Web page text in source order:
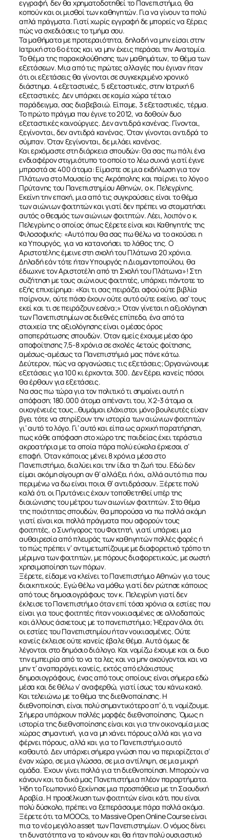
εγγραφή, δεν θα χρηματοδοτηθεί το Πανεπιστήμιο, θα
κοπούν και οι μισθοί των καθηγητών. Για να γίνουν τα πολύ
απλά πράγματα. Γιατί χωρίς εγγραφή δε μπορείς να ξέρεις
πώς να σχεδιάσεις το τμήμα σου.
Τα μαθήματα με προτεραιότητα, δηλαδή να μην είσαι στην
Ιατρική στο 6ο έτος και να μην έχεις περάσει την Ανατομία.
Το θέμα της παρακολούθησης των μαθημάτων, το θέμα των
εξετάσεων. Μια από τις πρώτες αλλαγές που έγιναν ήταν
ότι οι εξετάσεις θα γίνονται σε συγκεκριμένο χρονικό
διάστημα. 4 εξεταστικές, 5 εξεταστικές, στην Ιατρική 6
εξεταστικές. Δεν υπάρχει σε καμία χώρα τέτοιο
παράδειγμα, σας διαβεβαιώ. Είπαμε, 3 εξεταστικές, τέρμα.
Το πρώτο πράγμα που έγινε το 2012, να δοθούν δυο
εξεταστικές καινούργιες. Δεν αντιδρά κανένας. Γίνονται,
ξεγίνονται, δεν αντιδρά κανένας. Όταν γίνονται αντιδρά το
σύμπαν. Όταν ξεγίνονται, δε μιλάει κανένας.
Και ερχόμαστε στη διάρκεια σπουδών: Θα σας πω πάλι ένα
ενδιαφέρον στιγμιότυπο το οποίο το λέω συχνά γιατί έγινε
μπροστά σε 400 άτομα: Είμαστε σε μια εκδήλωση για τον
Πλάτωνα στο Μουσείο της Ακρόπολης και παίρνει το λόγο ο
Πρύτανης του Πανεπιστημίου Αθηνών, ο κ. Πελεγρίνης.
Εκείνη την εποχή, μια από τις συγκρούσεις είναι το θέμα
των αιώνιων φοιτητών και γιατί δεν πρέπει να σταματήσει
αυτός ο θεσμός των αιώνιων φοιτητών. Λέει, λοιπόν ο κ.
Πελεγρίνης ο οποίος όπως ξέρετε είναι και Καθηγητής της
Φιλοσοφικής: «Αυτό που θα σας πω θέλω να το ακούσει η
κα Υπουργός, για να κατανοήσει το λάθος της. Ο
Αριστοτέλης έμεινε στη σχολή του Πλάτωνα 20 χρόνια.
Δηλαδή εάν τότε ήταν Υπουργός η Διαμαντοπούλου, θα
έδιωχνε τον Αριστοτέλη από τη Σχολή του Πλάτωνα»! Στη
συζήτηση με τους αιώνιους φοιτητές, υπάρχει πάντοτε το
εξής επιχείρημα: «Και τι σας πειράζει αφού ούτε βιβλία
παίρνουν, ούτε πάσο έχουν ούτε αυτό ούτε εκείνο, ασ’ τους
εκεί και τι σε πειράζουν εσένα;» Όταν γίνεται η αξιολόγηση
των Πανεπιστημίων σε διεθνές επίπεδο, ένα από τα
στοιχεία της αξιολόγησης είναι ο μέσος όρος
αποπεράτωσης σπουδών. Όταν εμείς έχουμε μέσο όρο
αποφοίτησης 7,5-8 χρόνια σε σχολές 4ετούς φοίτησης,
αμέσως-αμέσως τα Πανεπιστήμιά μας πάνε κάτω.
Δεύτερον, πώς να οργανώσεις τις εξετάσεις; Οργανώνουμε
εξετάσεις για 100 κι έρχονται 300. Δεν ξέρει κανείς πόσοι
θα έρθουν για εξετάσεις.
Να σας πω τώρα για τον πολιτικό τι σημαίνει αυτή η
απόφαση; 180.000 άτομα απέναντι του, Χ 2-3 άτομα οι
οικογένειές τους…θυμάμαι ελάχιστοι μόνο βουλευτές είχαν
βγει τότε να στηρίξουν την ιστορία των αιώνιων φοιτητών
γι’ αυτό το λόγο. Γι’ αυτό και είπα ως αρχική παρατήρηση,
πως κάθε απόφαση στο χώρο της παιδείας έχει τεράστια
ακροατήρια με τα οποία πάρα πολύ εύκολα έρχεσαι σ’
επαφή. Όταν κάποιος μένει 8 χρόνια μέσα στο
Πανεπιστήμιο, διαλύει και την ίδια τη ζωή του. Εδώ δεν
είμαι ακόμη σίγουρη αν θ’ αλλάξει ή όχι, αλλά αυτό πια που
περιμένω να δω είναι ποιοι θ’ αντιδράσουν. Ξέρετε πολύ
καλά ότι οι Πρυτάνεις έχουν τοποθετηθεί υπέρ της
διαιώνισης του μέτρου των αιωνίων φοιτητών. Στο θέμα
της ποιότητας σπουδών, θα μπορούσα να πω πολλά ακόμη
γιατί είναι και πολλά πράγματα που αφορούν τους
φοιτητές, ο Συνήγορος του Φοιτητή, γιατί υπάρχει μια
αυθαιρεσία από πλευράς των καθηγητών πολλές φορές ή
το πώς πρέπει ν’ αντιμετωπίζουμε με διαφορετικό τρόπο τη
μέριμνα των φοιτητών, με πόρους διαφορετικούς, με σωστή
χρησιμοποίηση των πόρων.
Ξέρετε, είδαμε να κλείνει το Πανεπιστήμιο Αθηνών για τους
διοικητικούς. Εγώ θέλω να μάθω γιατί δεν ρώτησε κάποιος
από τους δημοσιογράφους τον κ. Πελεγρίνη γιατί δεν
έκλεισε το Πανεπιστήμιο όταν επί τόσα χρόνια οι εστίες που
είναι για τους φοιτητές ήταν νοικιασμένες σε αλλοδαπούς
και άλλους άσχετους με το πανεπιστήμιο; Ήξεραν όλοι ότι
οι εστίες του Πανεπιστημίου ήταν νοικιασμένες. Ούτε
κανείς έκλεισε ούτε κανείς έβαλε θέμα. Αυτά όμως δε
λέγονται στο δημόσιο διάλογο. Και νομίζω έχουμε και οι δυο
την εμπειρία από το να τα λες και να μην ακούγονται και να
μην τ’ αναπαράγει κανείς, εκτός από ελάχιστους
δημοσιογράφους, ένας από τους οποίους είναι σήμερα εδώ
μέσα και δε θέλω ν’ αναφερθώ, γιατί ίσως του κάνω κακό.
Και τελειώνω με το θέμα της διεθνοποίησης. Η
διεθνοποίηση, είναι πολύ σημαντικότερο απ’ ό,τι νομίζουμε.
Σήμερα υπάρχουν πολλές μορφές διεθνοποίησης. Όμως η
ιστορία της διεθνοποίησης είναι και για την οικονομία μιας
χώρας σημαντική, για να μη χάνει πόρους αλλά και για να
φέρνει πόρους, αλλά και για το Πανεπιστήμιο αυτό
καθαυτό. Δεν υπάρχει σήμερα γνώση που να περιορίζεται σ’
έναν χώρο, σε μια γλώσσα, σε μια αντίληψη, σε μια μικρή
ομάδα. Έχουν γίνει πολλά για τη διεθνοποίηση. Μπορούν να
κάνουν και τα δικά μας Πανεπιστήμια πλέον παραρτήματα.
Ήδη το Γεωπονικό ξεκίνησε μια προσπάθεια με τη Σαουδική
Αραβία. Η προσέλκυση των φοιτητών είναι κάτι που είναι
πολύ δύσκολο, πρέπει να ξεπεράσουμε πάρα πολλά ακόμα.
Ξέρετε ότι τα MOOCs, το Massive Open Online Course είναι
πια το νέο μεγάλο asset των Πανεπιστημίων. Ο νόμος δίνει
τη δυνατότητα να το κάνουν και θα ήταν πολύ ουσιαστικό